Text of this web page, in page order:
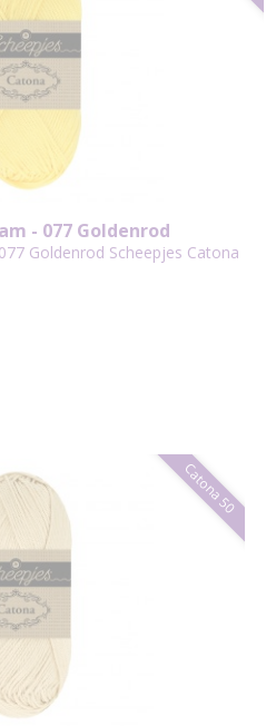
- 077 Goldenrod
Goldenrod Scheepjes Catona
Catona 50